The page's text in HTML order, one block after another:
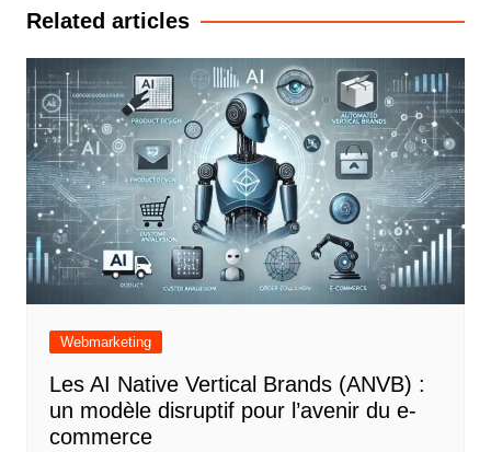
l’article
Related articles
Webmarketing
Les AI Native Vertical Brands (ANVB) :
un modèle disruptif pour l’avenir du e-
commerce